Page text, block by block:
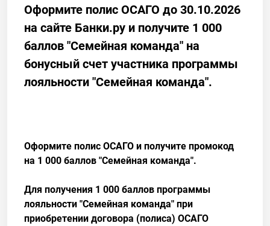
Оформите полис ОСАГО до 30.10.2026
на сайте Банки.ру и получите 1 000
баллов "Семейная команда" на
бонусный счет участника программы
лояльности "Семейная команда".
Оформите полис ОСАГО и получите промокод
на 1 000 баллов "Семейная команда".
Для получения 1 000 баллов программы
лояльности "Семейная команда" при
приобретении договора (полиса) ОСАГО